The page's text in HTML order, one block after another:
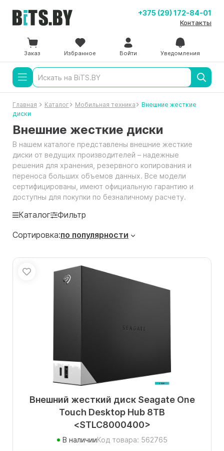
+375 (29) 172-84-01
Контакты
Заказ Избранное Войти Уведомления
Главная Каталог Мобильная техника
Внешние жесткие
диски
Внешние жесткие диски
В нашем каталоге представлены внешние жесткие
диски от ведущих производителей – надежные
решения для хранения, резервного копирования и
переноса больших объемов данных. Все модели
сертифицированы, имеют официальную гарантию и
доступны для покупки по безналичному расчету.
Каталог
Фильтр
Сортировка:по популярности
Внешний жесткий диск Seagate One
Touch Desktop Hub 8TB
<STLC8000400>
В наличииКод товара: 562765